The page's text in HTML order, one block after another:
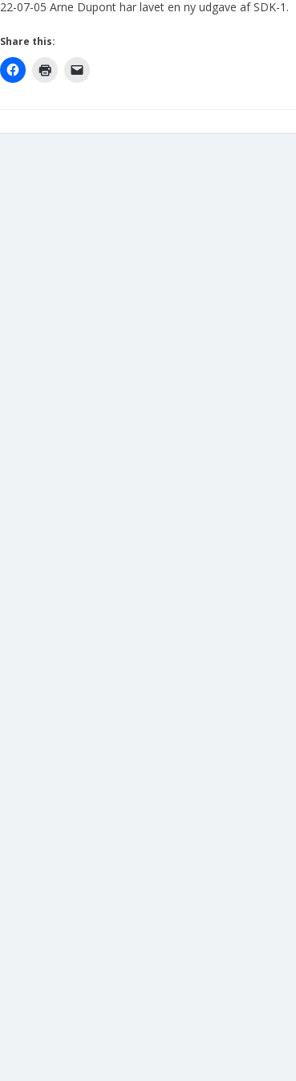
22-07-05 Arne Dupont har lavet en ny udgave af SDK-1.
Share this: